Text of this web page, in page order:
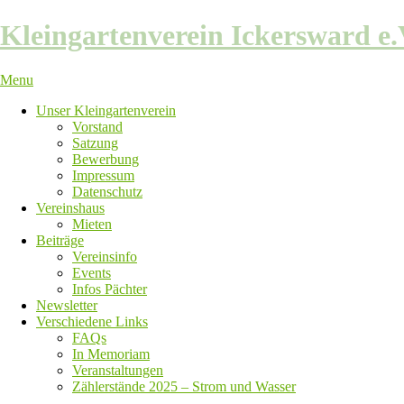
Skip
to
Kleingartenverein Ickersward
Menu
Unser Kleingartenverein
Vorstand
Satzung
Bewerbung
Impressum
Datenschutz
Vereinshaus
Mieten
Beiträge
Vereinsinfo
Events
Infos Pächter
Newsletter
Verschiedene Links
FAQs
In Memoriam
Veranstaltungen
Zählerstände 2025 – Strom und Wasser